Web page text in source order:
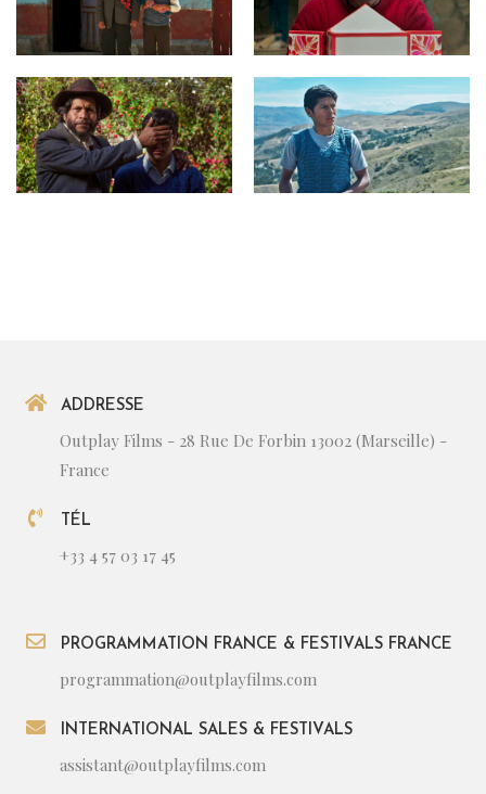
ADDRESSE
Outplay Films - 28 Rue De Forbin 13002 (Marseille) -
France
TÉL
+33 4 57 03 17 45
PROGRAMMATION FRANCE & FESTIVALS FRANCE
programmation@outplayfilms.com
INTERNATIONAL SALES & FESTIVALS
assistant@outplayfilms.com